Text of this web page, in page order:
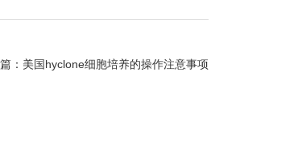
： 美国hyclone细胞培养的操作注意事项